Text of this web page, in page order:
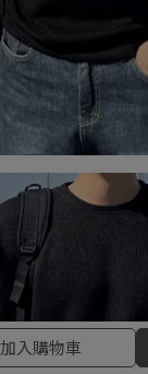
加入購物車